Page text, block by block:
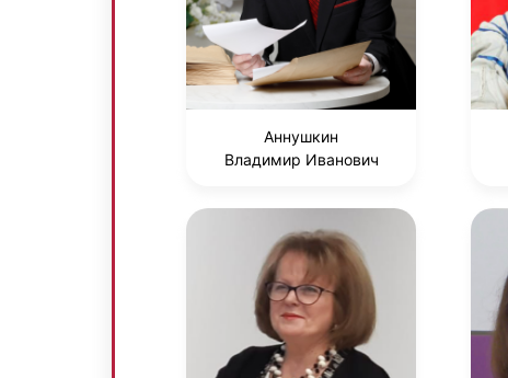
Аннушкин
Владимир Иванович